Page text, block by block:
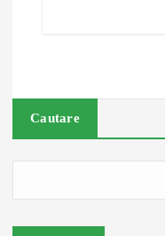
Cautare